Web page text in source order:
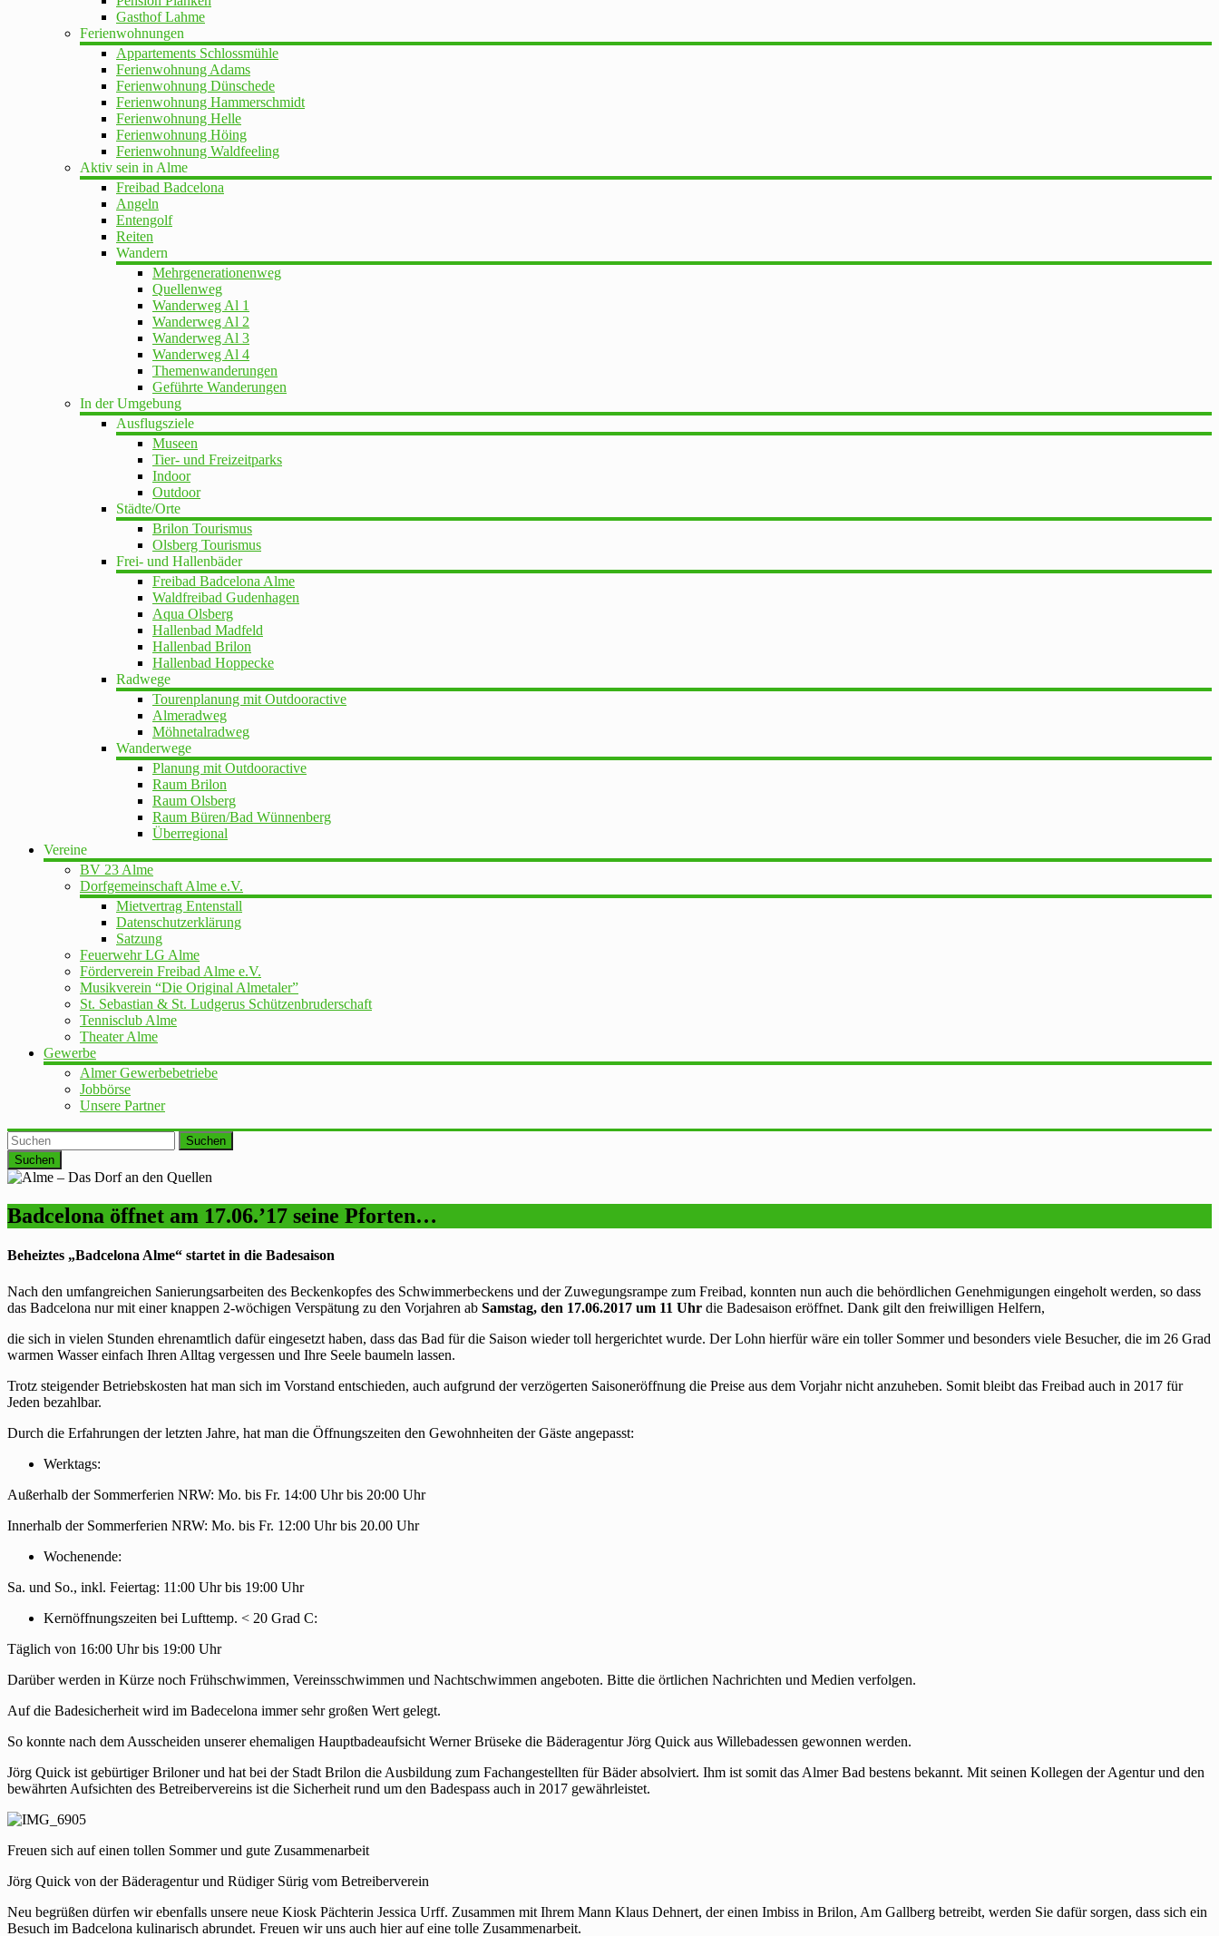
Gasthof Lahme
Ferienwohnungen
Appartements Schlossmühle
Ferienwohnung Adams
Ferienwohnung Dünschede
Ferienwohnung Hammerschmidt
Ferienwohnung Helle
Ferienwohnung Höing
Ferienwohnung Waldfeeling
Aktiv sein in Alme
Freibad Badcelona
Angeln
Entengolf
Reiten
Wandern
Mehrgenerationenweg
Quellenweg
Wanderweg Al 1
Wanderweg Al 2
Wanderweg Al 3
Wanderweg Al 4
Themenwanderungen
Geführte Wanderungen
In der Umgebung
Ausflugsziele
Museen
Tier- und Freizeitparks
Indoor
Outdoor
Städte/Orte
Brilon Tourismus
Olsberg Tourismus
Frei- und Hallenbäder
Freibad Badcelona Alme
Waldfreibad Gudenhagen
Aqua Olsberg
Hallenbad Madfeld
Hallenbad Brilon
Hallenbad Hoppecke
Radwege
Tourenplanung mit Outdooractive
Almeradweg
Möhnetalradweg
Wanderwege
Planung mit Outdooractive
Raum Brilon
Raum Olsberg
Raum Büren/Bad Wünnenberg
Überregional
Vereine
BV 23 Alme
Dorfgemeinschaft Alme e.V.
Mietvertrag Entenstall
Datenschutzerklärung
Satzung
Feuerwehr LG Alme
Förderverein Freibad Alme e.V.
Musikverein “Die Original Almetaler”
St. Sebastian & St. Ludgerus Schützenbruderschaft
Tennisclub Alme
Theater Alme
Gewerbe
Almer Gewerbebetriebe
Jobbörse
Unsere Partner
Suchen
Badcelona öffnet am 17.06.’17 seine Pforten…
Beheiztes „Badcelona Alme“ startet in die Badesaison
Nach den umfangreichen Sanierungsarbeiten des Beckenkopfes des Schwimmerbeckens und der Zuwegungsrampe zum Freibad, konnten nun auch die behördlichen Genehmigungen eingeholt werden, so dass
das Badcelona nur mit einer knappen 2-wöchigen Verspätung zu den Vorjahren ab Samstag, den 17.06.2017 um 11 Uhr die Badesaison eröffnet. Dank gilt den freiwilligen Helfern,
die sich in vielen Stunden ehrenamtlich dafür eingesetzt haben, dass das Bad für die Saison wieder toll hergerichtet wurde. Der Lohn hierfür wäre ein toller Sommer und besonders viele Besucher, die im 26 Grad
warmen Wasser einfach Ihren Alltag vergessen und Ihre Seele baumeln lassen.
Trotz steigender Betriebskosten hat man sich im Vorstand entschieden, auch aufgrund der verzögerten Saisoneröffnung die Preise aus dem Vorjahr nicht anzuheben. Somit bleibt das Freibad auch in 2017 für
Jeden bezahlbar.
Durch die Erfahrungen der letzten Jahre, hat man die Öffnungszeiten den Gewohnheiten der Gäste angepasst:
Werktags:
Außerhalb der Sommerferien NRW: Mo. bis Fr. 14:00 Uhr bis 20:00 Uhr
Innerhalb der Sommerferien NRW: Mo. bis Fr. 12:00 Uhr bis 20.00 Uhr
Wochenende:
Sa. und So., inkl. Feiertag: 11:00 Uhr bis 19:00 Uhr
Kernöffnungszeiten bei Lufttemp. < 20 Grad C:
Täglich von 16:00 Uhr bis 19:00 Uhr
Darüber werden in Kürze noch Frühschwimmen, Vereinsschwimmen und Nachtschwimmen angeboten. Bitte die örtlichen Nachrichten und Medien verfolgen.
Auf die Badesicherheit wird im Badecelona immer sehr großen Wert gelegt.
So konnte nach dem Ausscheiden unserer ehemaligen Hauptbadeaufsicht Werner Brüseke die Bäderagentur Jörg Quick aus Willebadessen gewonnen werden.
Jörg Quick ist gebürtiger Briloner und hat bei der Stadt Brilon die Ausbildung zum Fachangestellten für Bäder absolviert. Ihm ist somit das Almer Bad bestens bekannt. Mit seinen Kollegen der Agentur und den
bewährten Aufsichten des Betreibervereins ist die Sicherheit rund um den Badespass auch in 2017 gewährleistet.
Freuen sich auf einen tollen Sommer und gute Zusammenarbeit
Jörg Quick von der Bäderagentur und Rüdiger Sürig vom Betreiberverein
Neu begrüßen dürfen wir ebenfalls unsere neue Kiosk Pächterin Jessica Urff. Zusammen mit Ihrem Mann Klaus Dehnert, der einen Imbiss in Brilon, Am Gallberg betreibt, werden Sie dafür sorgen, dass sich ein
Besuch im Badcelona kulinarisch abrundet. Freuen wir uns auch hier auf eine tolle Zusammenarbeit.